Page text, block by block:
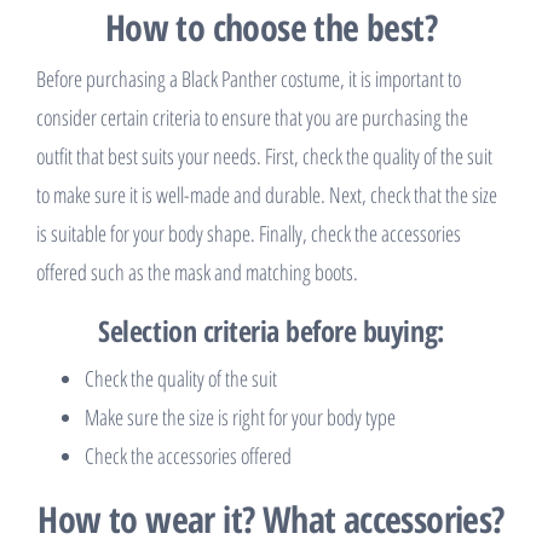
How to choose the best?
Before purchasing a Black Panther costume, it is important to
consider certain criteria to ensure that you are purchasing the
outfit that best suits your needs. First, check the quality of the suit
to make sure it is well-made and durable. Next, check that the size
is suitable for your body shape. Finally, check the accessories
offered such as the mask and matching boots.
Selection criteria before buying:
Check the quality of the suit
Make sure the size is right for your body type
Check the accessories offered
How to wear it? What accessories?